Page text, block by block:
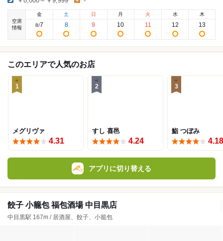
空席
情報
金
8/7
土
8
日
9
月
10
火
11
水
12
木
13
このエリアで人気のお店
1
メグリヴァ
4.31
2
すし 喜邑
4.24
3
鮨 つぼみ
4.18
アプリに切り替える
餃子 小籠包 福包酒場 中目黒店
中目黒駅 167m / 居酒屋、餃子、小籠包